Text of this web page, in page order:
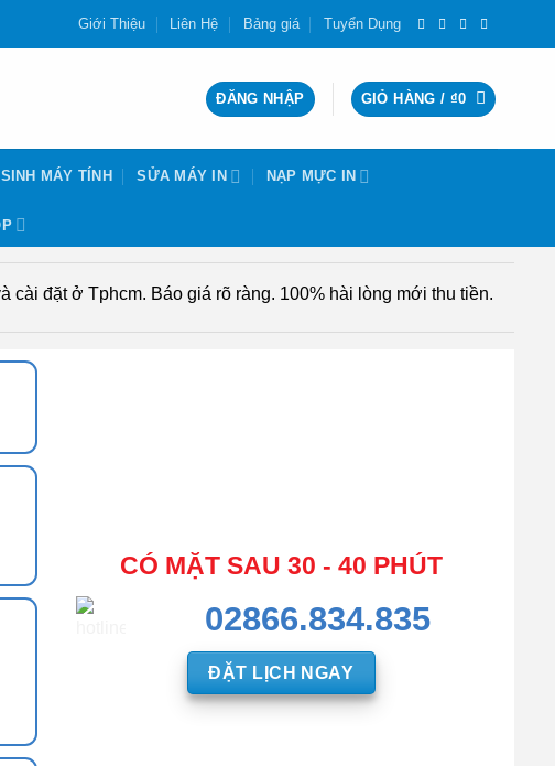
Giới Thiệu Liên Hệ Bảng giá Tuyển Dụng
ĐĂNG NHẬP GIỎ HÀNG / ₫0
MÁY TÍNH SỬA MÁY IN NẠP MỰC IN
đặt ở Tphcm. Báo giá rõ ràng. 100% hài lòng mới thu tiền.
CÓ MẶT SAU 30 - 40 PHÚT
02866.834.835
ĐẶT LỊCH NGAY